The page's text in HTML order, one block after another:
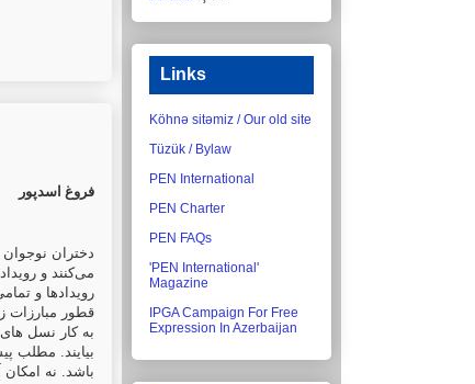
فروغ اسدپور
دختران
می‌کنند و
رویدادها و
قطور مبارزات
به کار نسل
بیایند. مطلب
باشد. نه
Links
Köhnə sitəmiz / Our old site
Tüzük / Bylaw
PEN International
PEN Charter
PEN FAQs
'PEN International'
Magazine
IPGA Campaign For Free
Expression In Azerbaijan